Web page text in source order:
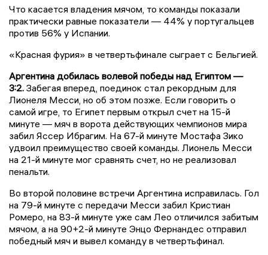
Что касается владения мячом, то команды показали
практически равные показатели — 44% у португальцев
против 56% у Испании.
«Красная фурия» в четвертьфинале сыграет с Бельгией.
Аргентина добилась волевой победы над Египтом —
3:2. Забегая вперед, поединок стал рекордным для
Лионеля Месси, но об этом позже. Если говорить о
самой игре, то Египет первым открыл счет на 15-й
минуте — мяч в ворота действующих чемпионов мира
забил Яссер Ибрагим. На 67-й минуте Мостафа Зико
удвоил преимущество своей команды. Лионель Месси
на 21-й минуте мог сравнять счет, но не реализовал
пенальти.
Во второй половине встречи Аргентина исправилась. Гол
на 79-й минуте с передачи Месси забил Кристиан
Ромеро, на 83-й минуте уже сам Лео отличился забитым
мячом, а на 90+2-й минуте Энцо Фернандес отправил
победный мяч и вывел команду в четвертьфинал.